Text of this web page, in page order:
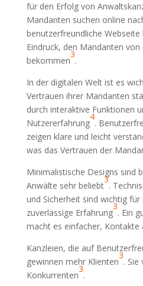
für den Erfolg von
Mandanten suchen online
benutzerfreundliche
Eindruck, den Mandanten von
bekommen
3
.
In der digitalen Welt ist es
Vertrauen ihrer Mandanten
durch interaktive Funktionen
Nutzererfahrung
4
.
zeigen klare und leicht
was das Vertrauen der
Minimalistische Designs sind
Anwälte sehr beliebt
3
.
und Sicherheit sind wichtig für
zuverlässige Erfahrung
3
. Ein
macht es einfacher, Kontakte
Kanzleien, die auf
gewinnen mehr Klienten
3
. Sie
Konkurrenten
3
.